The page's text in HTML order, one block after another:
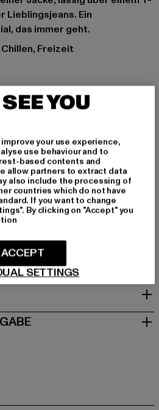
Lieblingsjeans. Ein
das immer geht.
Freizeit
100% Polyacryl
GmbH |info@brandit-wear.com
Köln | DE
YOU
your use experience,
use behaviour and to
based contents and
allow partners to extract data
also include the processing of
countries which do not have
If you want to change
By clicking on "Accept" you
SETTINGS
ACCEPT